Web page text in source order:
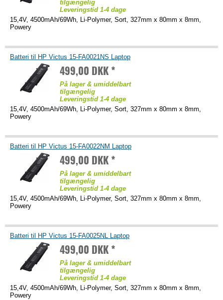
tilgængelig
Leveringstid 1-4 dage
15,4V, 4500mAh/69Wh, Li-Polymer, Sort, 327mm x 80mm x 8mm,
Powery
Batteri til HP Victus 15-FA0021NS Laptop
499,00 DKK *
På lager & umiddelbart
tilgængelig
Leveringstid 1-4 dage
15,4V, 4500mAh/69Wh, Li-Polymer, Sort, 327mm x 80mm x 8mm,
Powery
Batteri til HP Victus 15-FA0022NM Laptop
499,00 DKK *
På lager & umiddelbart
tilgængelig
Leveringstid 1-4 dage
15,4V, 4500mAh/69Wh, Li-Polymer, Sort, 327mm x 80mm x 8mm,
Powery
Batteri til HP Victus 15-FA0025NL Laptop
499,00 DKK *
På lager & umiddelbart
tilgængelig
Leveringstid 1-4 dage
15,4V, 4500mAh/69Wh, Li-Polymer, Sort, 327mm x 80mm x 8mm,
Powery